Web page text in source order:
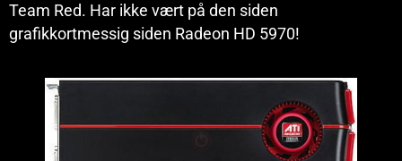
Team Red. Har ikke vært på den siden
grafikkortmessig siden Radeon HD 5970!